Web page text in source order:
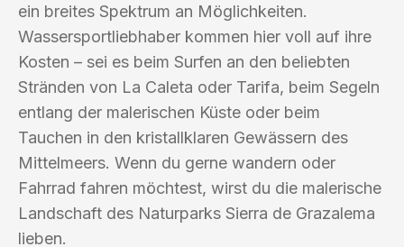
ein breites Spektrum an Möglichkeiten.
Wassersportliebhaber kommen hier voll auf ihre
Kosten – sei es beim Surfen an den beliebten
Stränden von La Caleta oder Tarifa, beim Segeln
entlang der malerischen Küste oder beim
Tauchen in den kristallklaren Gewässern des
Mittelmeers. Wenn du gerne wandern oder
Fahrrad fahren möchtest, wirst du die malerische
Landschaft des Naturparks Sierra de Grazalema
lieben.